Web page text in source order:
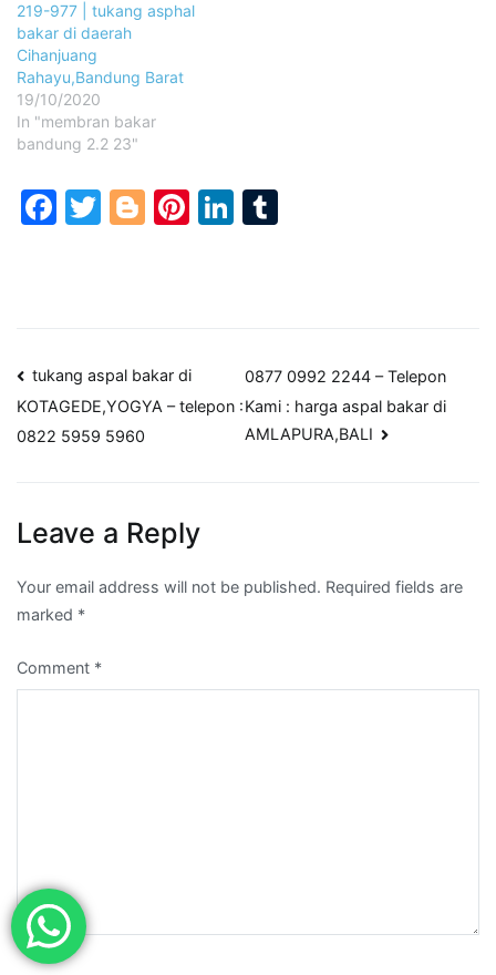
219-977 | tukang asphal
bakar di daerah
Cihanjuang
Rahayu,Bandung Barat
19/10/2020
In "membran bakar
bandung 2.2 23"
Facebook
Twitter
Blogger
Pinterest
LinkedIn
Post
navigation
tukang aspal bakar di
KOTAGEDE,YOGYA – telepon :
0822 5959 5960
0877 0992 2244 – Telepon
Kami : harga aspal bakar di
AMLAPURA,BALI
Leave a Reply
Your email address will not be published. Required fields are
marked *
Comment *